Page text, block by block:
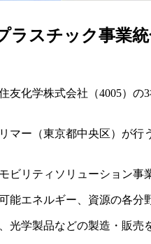
ラスチック事業
友化学株式会社（4005）
マー（東京都中央区）が
リティソリューション
エネルギー、資源の各
学製品などの製造・販売